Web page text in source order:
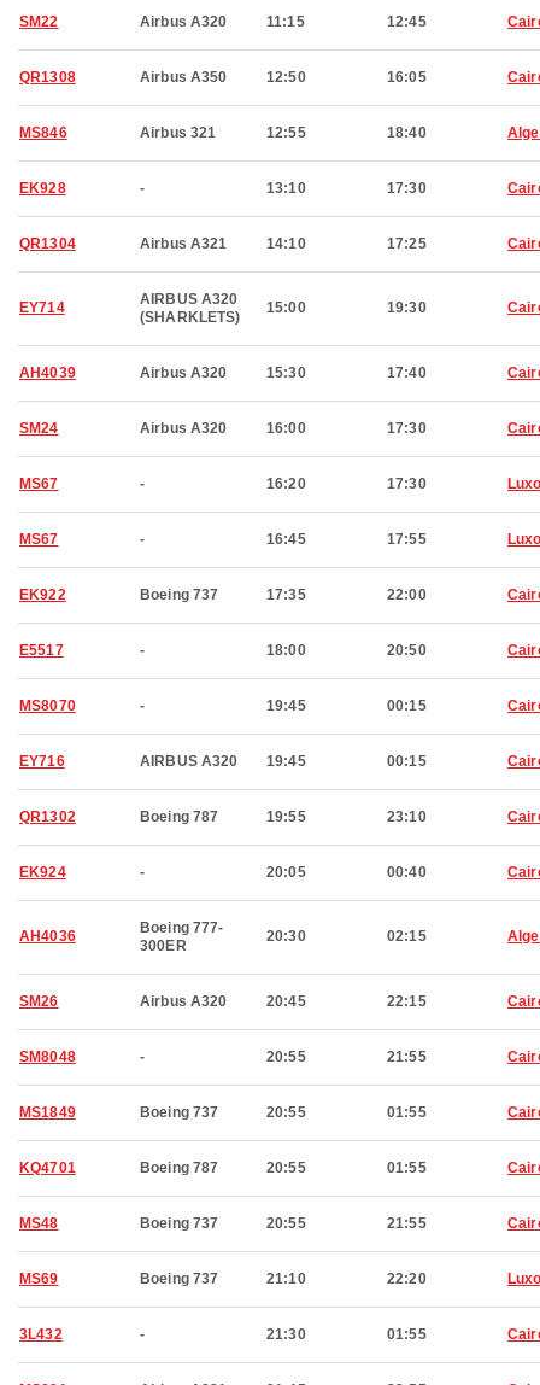
SM22 Airbus A320 11:15 12:45
QR1308 Airbus A350 12:50 16:05
MS846 Airbus 321 12:55 18:40
EK928 - 13:10 17:30
QR1304 Airbus A321 14:10 17:25
EY714
AIRBUS A320
(SHARKLETS)
15:00 19:30
AH4039 Airbus A320 15:30 17:40
SM24 Airbus A320 16:00 17:30
MS67 - 16:20 17:30
MS67 - 16:45 17:55
EK922 Boeing 737 17:35 22:00
E5517 - 18:00 20:50
MS8070 - 19:45 00:15
EY716 AIRBUS A320 19:45 00:15
QR1302 Boeing 787 19:55 23:10
EK924 - 20:05 00:40
AH4036
Boeing 777-
300ER
20:30 02:15
SM26 Airbus A320 20:45 22:15
SM8048 - 20:55 21:55
MS1849 Boeing 737 20:55 01:55
KQ4701 Boeing 787 20:55 01:55
MS48 Boeing 737 20:55 21:55
MS69 Boeing 737 21:10 22:20
3L432 - 21:30 01:55